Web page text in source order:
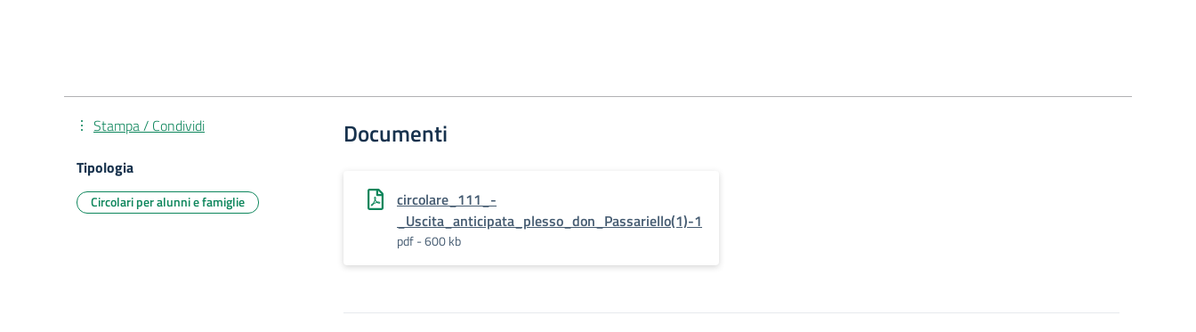
Documenti
circolare_111_-
_Uscita_anticipata_plesso_don_Passariello(1)-1
pdf - 600 kb
Stampa / Condividi
Tipologia
Circolari per alunni e famiglie